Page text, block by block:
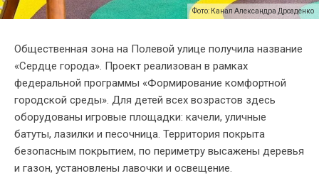
Фото: Канал Александра Дрозденко
Общественная зона на Полевой улице получила название
«Сердце города». Проект реализован в рамках
федеральной программы «Формирование комфортной
городской среды». Для детей всех возрастов здесь
оборудованы игровые площадки: качели, уличные
батуты, лазилки и песочница. Территория покрыта
безопасным покрытием, по периметру высажены деревья
и газон, установлены лавочки и освещение.